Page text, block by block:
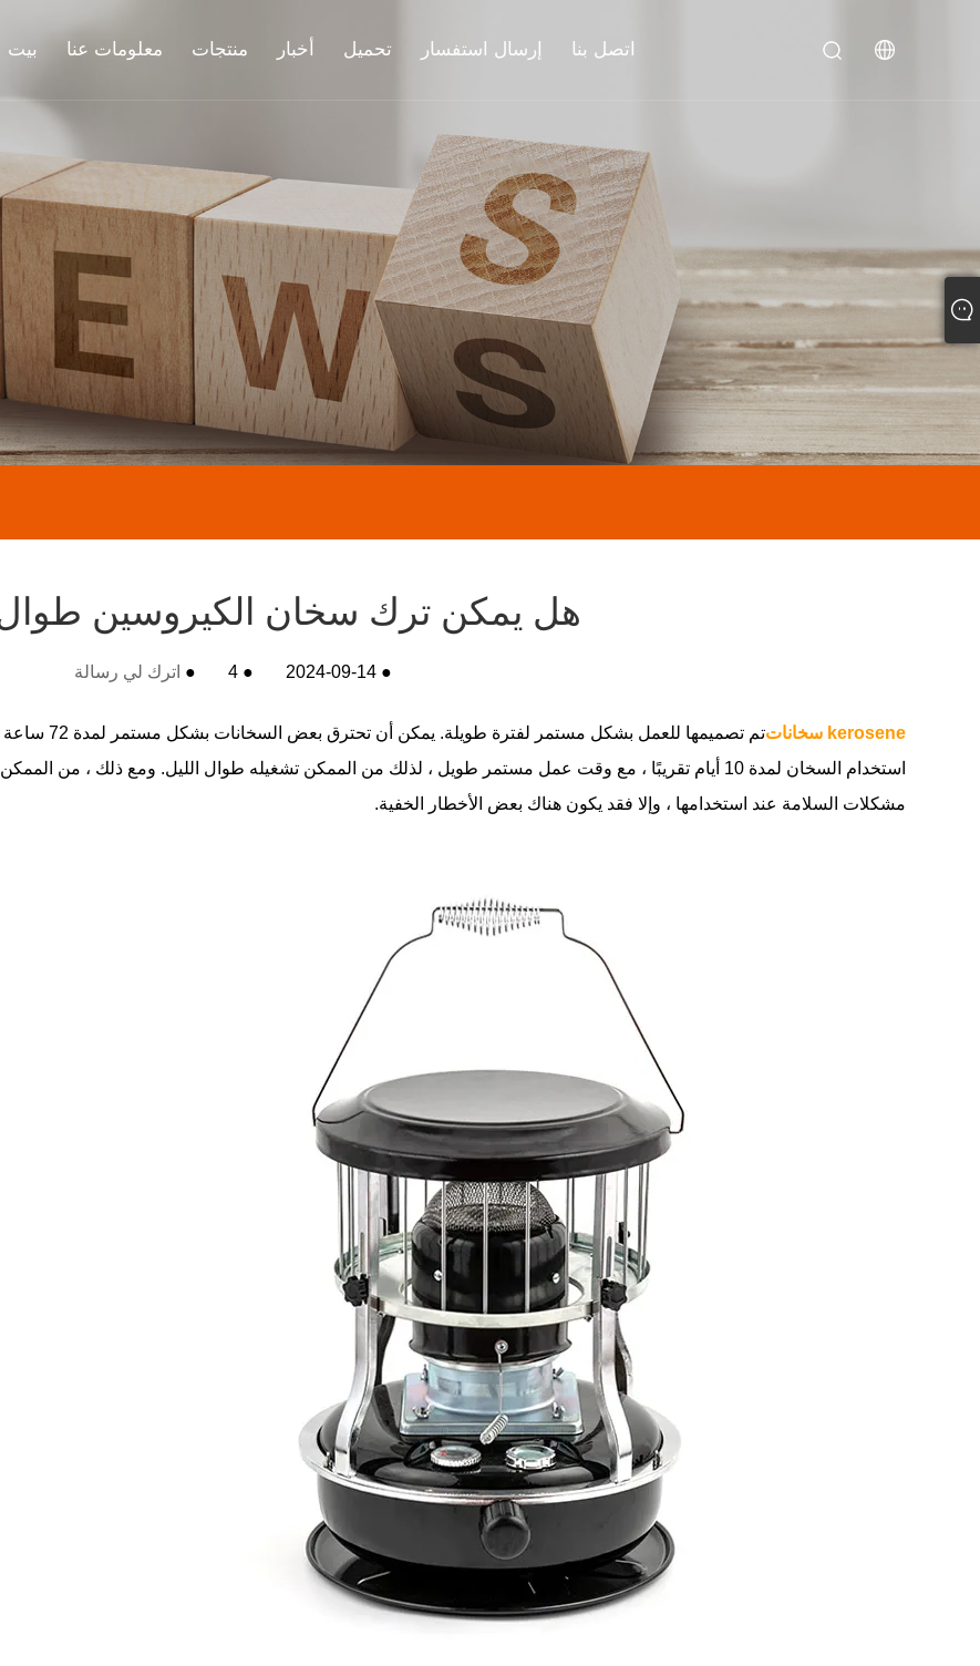
بيت معلومات عنا منتجات أخبار تحميل إرسال استفسار اتصل بنا
هل يمكن ترك سخان الكيروسين طوال
●
2024-09-14
●
4
● اترك لي رسالة
‌kerosene سخانات
استخدام السخان لمدة 10 أيام تقريبًا ، مع وقت عمل مستمر طويل ، لذلك من الممكن تشغيله طوال الليل. ومع ذلك ،
مشكلات السلامة عند استخدامها ، وإلا فقد يكون هناك بعض الأخطار الخفية.